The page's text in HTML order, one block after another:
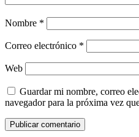
Nombre *
Correo electrónico *
Web
Guardar mi nombre, correo
navegador para la próxima vez